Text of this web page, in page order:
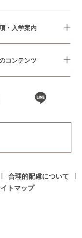
・入学案内
コンテンツ
合理的配慮について
トマップ